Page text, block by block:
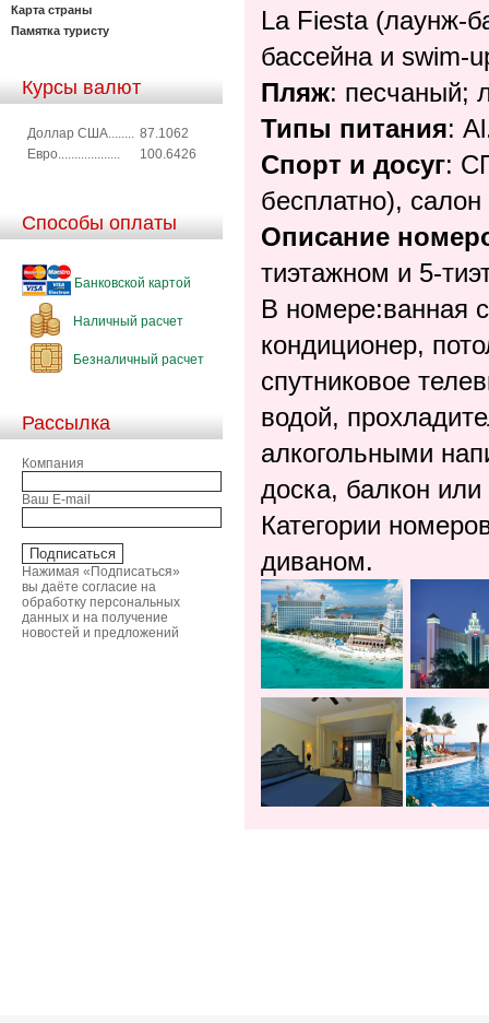
Карта страны
Памятка туристу
Курсы валют
Доллар США........ 87.1062
Евро...................
100.6426
Способы оплаты
Банковской картой
Наличный расчет
Безналичный расчет
Рассылка
Компания
Ваш E-mail
Нажимая «Подписаться»
вы даёте согласие на
обработку персональных
данных и на получение
новостей и предложений
La Fiesta (лаунж-
бассейна и swim-
Пляж: песчаный;
Типы питания:
Спорт и досуг:
бесплатно),
Описание
тиэтажном и 5-
В номере:ванная
кондиционер,
спутниковое
водой,
алкогольными
доска, балкон
Категории
диваном.